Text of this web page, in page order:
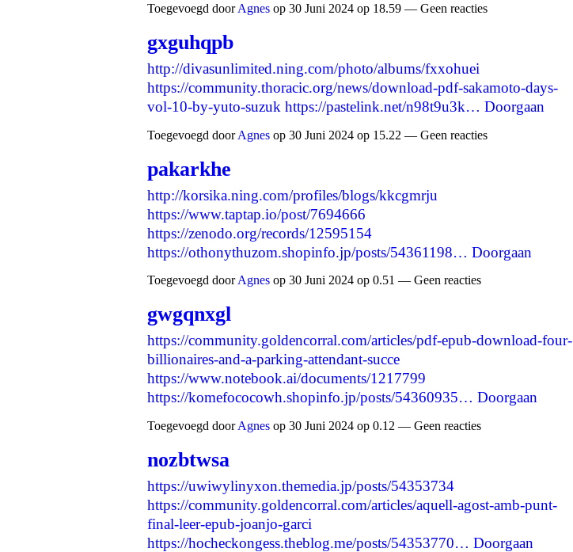
Toegevoegd doorAgnes op 30 Juni 2024 op 18.59 — Geen reacties
gxguhqpb
http://divasunlimited.ning.com/photo/albums/fxxohuei
https://community.thoracic.org/news/download-pdf-sakamoto-days-
vol-10-by-yuto-suzuk https://pastelink.net/n98t9u3k… Doorgaan
Toegevoegd doorAgnes op 30 Juni 2024 op 15.22 — Geen reacties
pakarkhe
http://korsika.ning.com/profiles/blogs/kkcgmrju
https://www.taptap.io/post/7694666
https://zenodo.org/records/12595154
https://othonythuzom.shopinfo.jp/posts/54361198… Doorgaan
Toegevoegd doorAgnes op 30 Juni 2024 op 0.51 — Geen reacties
gwgqnxgl
https://community.goldencorral.com/articles/pdf-epub-download-four-
billionaires-and-a-parking-attendant-succe
https://www.notebook.ai/documents/1217799
https://komefococowh.shopinfo.jp/posts/54360935… Doorgaan
Toegevoegd doorAgnes op 30 Juni 2024 op 0.12 — Geen reacties
nozbtwsa
https://uwiwylinyxon.themedia.jp/posts/54353734
https://community.goldencorral.com/articles/aquell-agost-amb-punt-
final-leer-epub-joanjo-garci
https://hocheckongess.theblog.me/posts/54353770… Doorgaan